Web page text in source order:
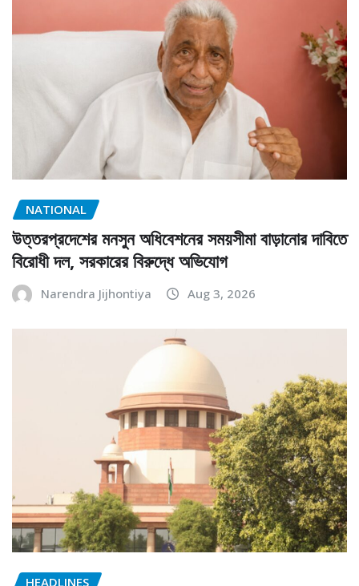
NATIONAL
উত্তরপ্রদেশের মনসুন অধিবেশনের সময়সীমা বাড়ানোর দাবিতে
বিরোধী দল, সরকারের বিরুদ্ধে অভিযোগ
Narendra Jijhontiya Aug 3, 2026
HEADLINES